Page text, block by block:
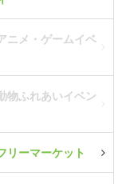
ニメ・ゲームイベ
物ふれあいイベン
リーマーケット